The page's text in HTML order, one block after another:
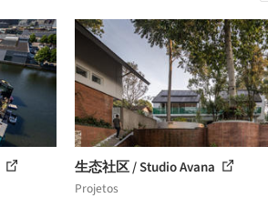
生态社区 / Studio Avana
Projetos